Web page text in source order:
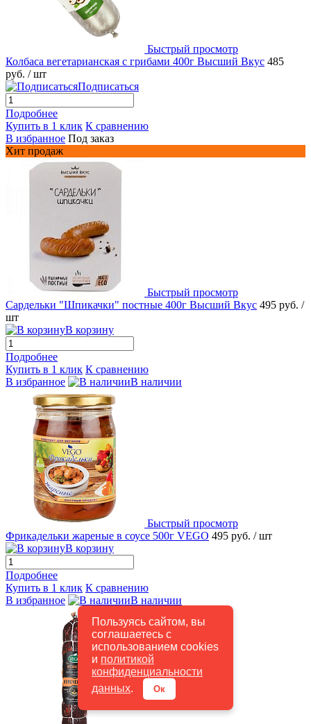
Пользуясь сайтом, вы
соглашаетесь с
использованием cookies
и политикой
конфиденциальности
данных. Ок
Быстрый просмотр
Колбаса вегетарианская с грибами 400г Высший Вкус 485
руб. / шт
Подписаться
Подробнее
Купить в 1 клик К сравнению
В избранное Под заказ
Хит продаж
Быстрый просмотр
Сардельки "Шпикачки" постные 400г Высший Вкус 495 руб. /
шт
В корзину
Подробнее
Купить в 1 клик К сравнению
В избранное
В наличии
Быстрый просмотр
Фрикадельки жареные в соусе 500г VEGO 495 руб. / шт
В корзину
Подробнее
Купить в 1 клик К сравнению
В избранное
В наличии